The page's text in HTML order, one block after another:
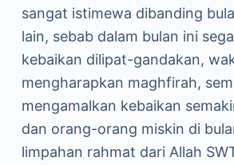
sangat istimewa dibanding
lain, sebab dalam bulan ini
kebaikan dilipat-gandakan,
mengharapkan maghfirah,
mengamalkan kebaikan
dan orang-orang miskin di
limpahan rahmat dari Allah